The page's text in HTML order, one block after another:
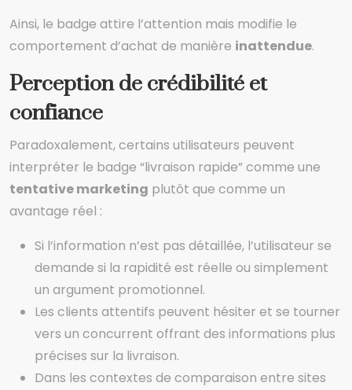
Ainsi, le badge attire l’attention mais modifie le
comportement d’achat de manière inattendue.
Perception de crédibilité et
confiance
Paradoxalement, certains utilisateurs peuvent
interpréter le badge “livraison rapide” comme une
tentative marketing plutôt que comme un
avantage réel :
Si l’information n’est pas détaillée, l’utilisateur se
demande si la rapidité est réelle ou simplement
un argument promotionnel.
Les clients attentifs peuvent hésiter et se tourner
vers un concurrent offrant des informations plus
précises sur la livraison.
Dans les contextes de comparaison entre sites